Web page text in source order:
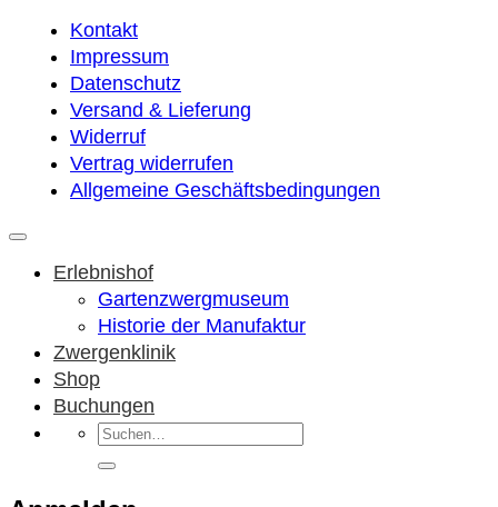
Kontakt
Impressum
Datenschutz
Versand & Lieferung
Widerruf
Vertrag widerrufen
Allgemeine Geschäftsbedingungen
Erlebnishof
Gartenzwergmuseum
Historie der Manufaktur
Zwergenklinik
Shop
Buchungen
Suchen
nach: